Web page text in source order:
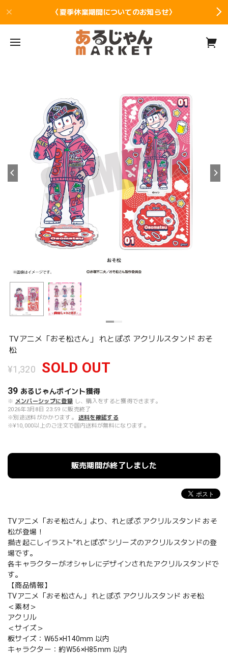
〈夏季休業期間についてのお知らせ〉
TVアニメ「おそ松さん」 れとぽぷ アクリルスタンド おそ
松
¥1,320 SOLD OUT
39 あるじゃんポイント獲得
※ メンバーシップに登録 し、購入をすると獲得できます。
2026年3月8日 23:59 に販売終了
※別途送料がかかります。
送料を確認する
※¥10,000以上のご注文で国内送料が無料になります。
販売期間が終了しました
TVアニメ「おそ松さん」より、れとぽぷ アクリルスタンド おそ
松が登場！
描き起こしイラスト”れとぽぷ”シリーズのアクリルスタンドの登
場です。
各キャラクターがオシャレにデザインされたアクリルスタンドで
す。
【商品情報】
TVアニメ「おそ松さん」 れとぽぷ アクリルスタンド おそ松
＜素材＞
アクリル
＜サイズ＞
板サイズ：W65×H140mm 以内
キャラクター：約W56×H85mm 以内